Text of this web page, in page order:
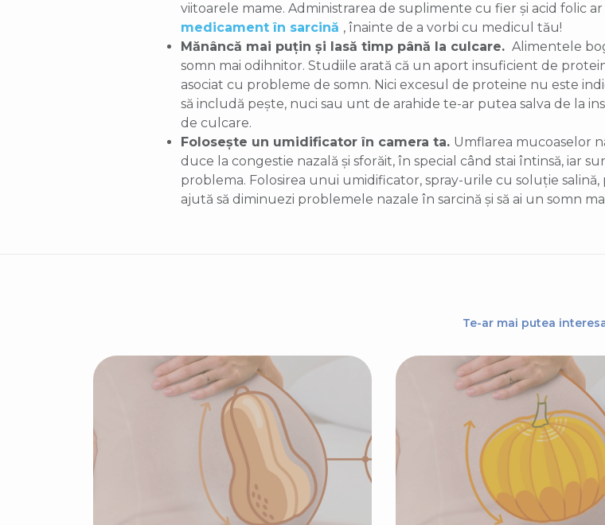
viitoarele mame. Administrarea de suplimente cu fier și acid folic
medicament în sarcină , înainte de a vorbi cu medicul tău!
Mănâncă mai puțin și lasă timp până la culcare. Alimentele
somn mai odihnitor. Studiile arată că un aport insuficient de
asociat cu probleme de somn. Nici excesul de proteine nu este
să includă pește, nuci sau unt de arahide te-ar putea salva de la
de culcare.
Folosește un umidificator în camera ta. Umflarea mucoaselor
duce la congestie nazală și sforăit, în special când stai întinsă, iar
problema. Folosirea unui umidificator, spray-urile cu soluție
ajută să diminuezi problemele nazale în sarcină și să ai un somn
Te-ar mai putea